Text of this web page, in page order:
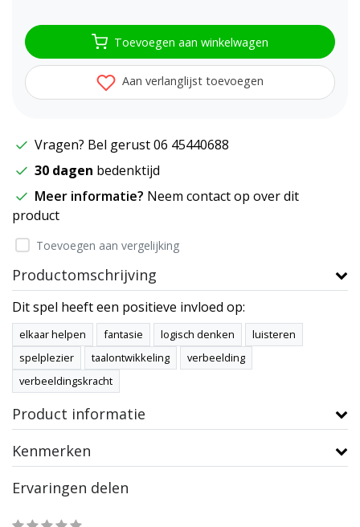
Toevoegen aan winkelwagen
Aan verlanglijst toevoegen
Vragen? Bel gerust 06 45440688
30 dagen bedenktijd
Meer informatie? Neem contact op over dit
product
Toevoegen aan vergelijking
Productomschrijving
Dit spel heeft een positieve invloed op:
elkaar helpen fantasie logisch denken
luisteren
spelplezier
taalontwikkeling
verbeelding
verbeeldingskracht
Product informatie
Kenmerken
Ervaringen delen